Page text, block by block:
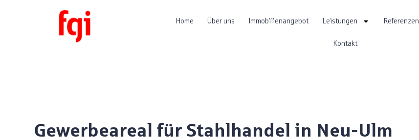
Home Über uns Immobilienangebot Leistungen Referenzen
Kontakt
Gewerbeareal für Stahlhandel in Neu-Ulm